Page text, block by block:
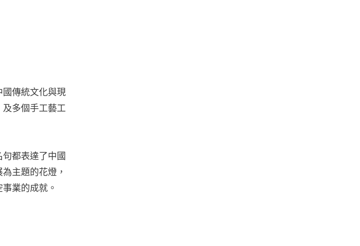
傳統文化與現
多個手工藝工
都表達了中國
主題的花燈，
業的成就。